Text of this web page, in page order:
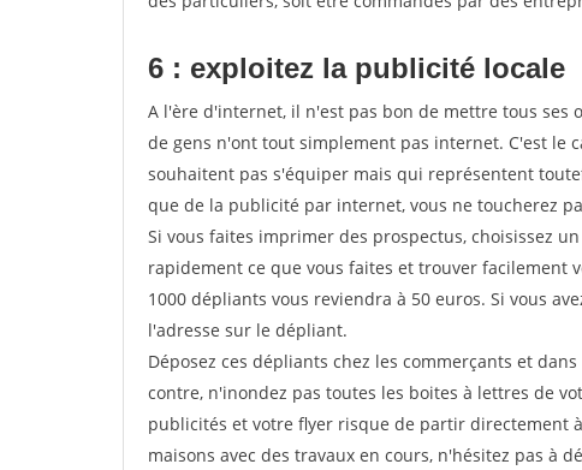
6 : exploitez la publicité locale
A l'ère d'internet, il n'est pas bon de mettre tous ses
de gens n'ont tout simplement pas internet. C'est le
souhaitent pas s'équiper mais qui représentent
que de la publicité par internet, vous ne toucherez
Si vous faites imprimer des prospectus, choisissez un
rapidement ce que vous faites et trouver facilement
1000 dépliants vous reviendra à 50 euros. Si vous
l'adresse sur le dépliant.
Déposez ces dépliants chez les commerçants et
contre, n'inondez pas toutes les boites à lettres de
publicités et votre flyer risque de partir directement
maisons avec des travaux en cours, n'hésitez pas à